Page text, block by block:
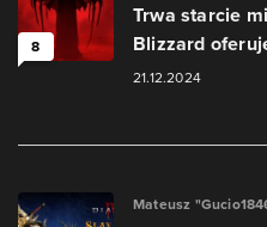
8
Trwa starcie
Blizzard
21.12.2024
Mateusz